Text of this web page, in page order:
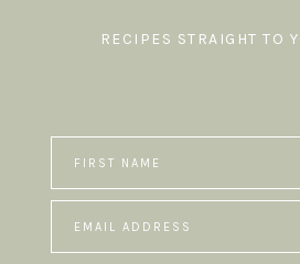
RECIPES STRAIGHT TO